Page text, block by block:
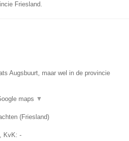
Friesland.
Augsbuurt, maar wel in de provincie
maps ▼
(Friesland)
, KvK: -